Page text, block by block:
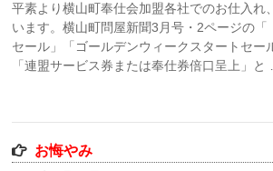
平素より横山町奉仕会加盟各社でのお仕入れ
います。横山町問屋新聞3月号・2ページの「
セール」「ゴールデンウィークスタートセー
「連盟サービス券または奉仕券倍口呈上」と
お悔やみ